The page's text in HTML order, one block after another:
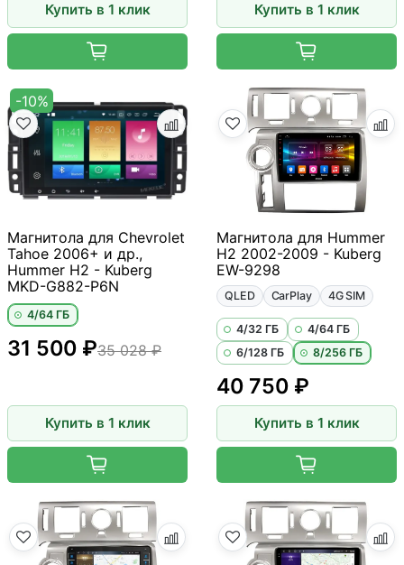
Купить в 1 клик Купить в 1 клик
-10%
Магнитола для Chevrolet
Tahoe 2006+ и др.,
Hummer H2 - Kuberg
MKD-G882-P6N
4/64 ГБ
35 028 ₽
31 500 ₽
Купить в 1 клик
Магнитола для Hummer
H2 2002-2009 - Kuberg
EW-9298
QLED CarPlay 4G SIM
4/32 ГБ
4/64 ГБ
6/128 ГБ
8/256 ГБ
40 750 ₽
Купить в 1 клик